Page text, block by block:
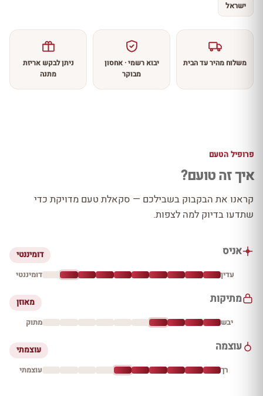
ישראל
משלוח מהיר עד הבית
יבוא רשמי · אחסון
מבוקר
ניתן לבקש אריזת
מתנה
פרופיל הטעם
איך זה טועם?
קראנו את הבקבוק בשבילכם — סקאלת טעם מדויקת כדי
שתדעו בדיוק למה לצפות.
אניס דומיננטי
עדין דומיננטי
מתיקות מאוזן
יבש מתוק
עוצמה עוצמתי
רך עוצמתי